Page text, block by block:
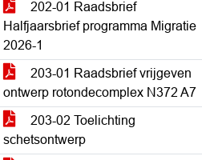
202-01 Raadsbrief
Halfjaarsbrief programma Migratie
2026-1
203-01 Raadsbrief vrijgeven
ontwerp rotondecomplex N372 A7
203-02 Toelichting
schetsontwerp